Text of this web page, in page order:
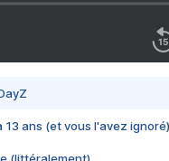
13 ans (et vous l'avez ignoré)